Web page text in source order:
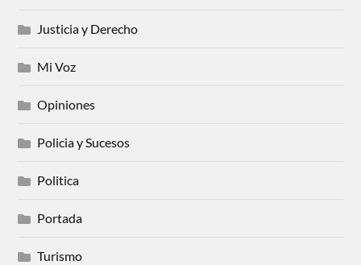
Justicia y Derecho
Mi Voz
Opiniones
Policia y Sucesos
Politica
Portada
Turismo